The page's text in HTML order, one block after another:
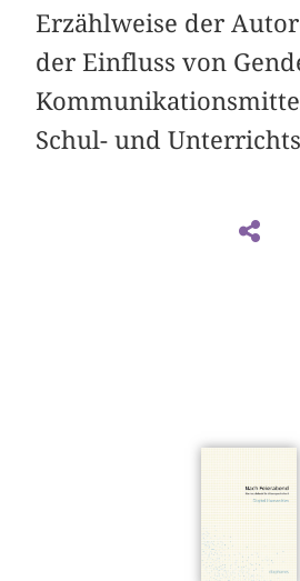
Erzählweise der
der Einfluss von
Schul- und